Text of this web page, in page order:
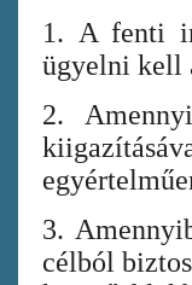
1. A fenti
ügyelni kell
2.
3.
célból